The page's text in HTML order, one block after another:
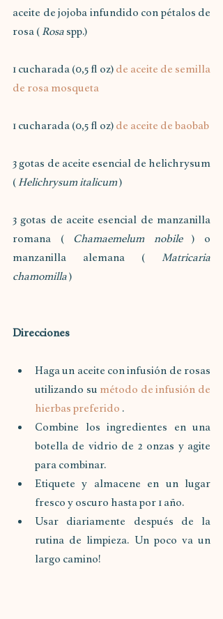
aceite de jojoba infundido con pétalos de
rosa ( Rosa spp.)
1 cucharada (0,5 fl oz) de aceite de semilla
de rosa mosqueta
1 cucharada (0,5 fl oz) de aceite de baobab
3 gotas de aceite esencial de helichrysum
( Helichrysum italicum )
3 gotas de aceite esencial de manzanilla
romana ( Chamaemelum nobile ) o
manzanilla alemana ( Matricaria
chamomilla )
Direcciones
Haga un aceite con infusión de rosas
utilizando su método de infusión de
hierbas preferido .
Combine los ingredientes en una
botella de vidrio de 2 onzas y agite
para combinar.
Etiquete y almacene en un lugar
fresco y oscuro hasta por 1 año.
Usar diariamente después de la
rutina de limpieza. Un poco va un
largo camino!